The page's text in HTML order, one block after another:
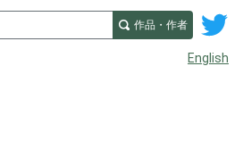
作品・作者
English